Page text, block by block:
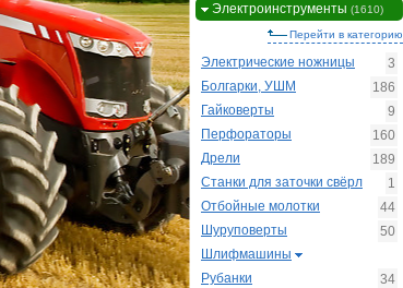
Электроинструменты (1610)
Перейти в категорию
Электрические ножницы
3
Болгарки, УШМ
186
Гайковерты
9
Перфораторы
160
Дрели
189
Станки для заточки свёрл
1
Отбойные молотки
44
Шуруповерты
50
Шлифмашины
Рубанки
34